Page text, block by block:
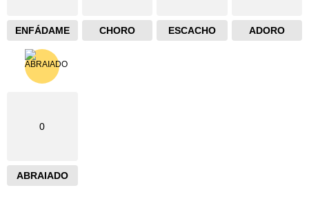
ENFÁDAME CHORO ESCACHO ADORO
0
ABRAIADO